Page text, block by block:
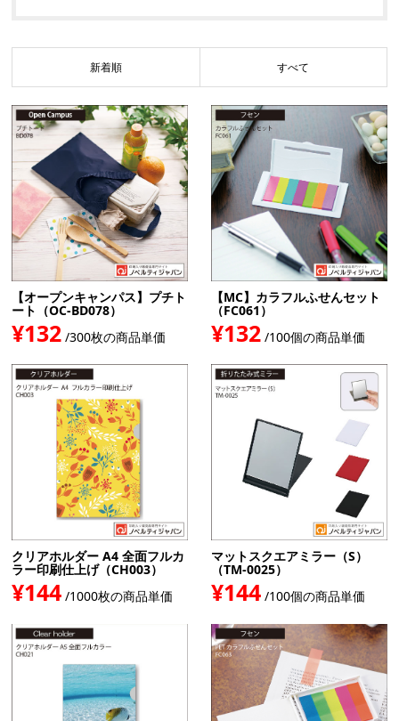
新着順 すべて
【オープンキャンパス】プチト
ート（OC-BD078）
¥132 /300枚の商品単価
【MC】カラフルふせんセット
（FC061）
¥132 /100個の商品単価
クリアホルダー A4 全面フルカ
ラー印刷仕上げ（CH003）
¥144 /1000枚の商品単価
マットスクエアミラー（S）
（TM-0025）
¥144 /100個の商品単価